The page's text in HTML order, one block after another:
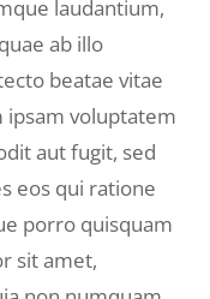
laudantium,
ab illo
beatae vitae
ipsam voluptatem
aut fugit, sed
eos qui ratione
porro quisquam
sit amet,